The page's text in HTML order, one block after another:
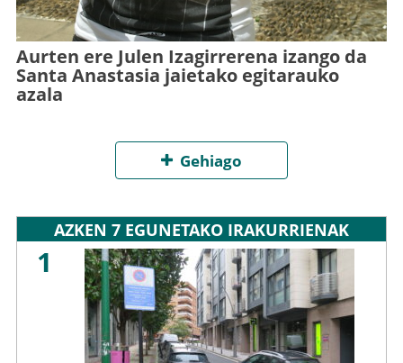
Aurten ere Julen Izagirrerena izango da
Santa Anastasia jaietako egitarauko
azala
Gehiago
AZKEN 7 EGUNETAKO IRAKURRIENAK
1